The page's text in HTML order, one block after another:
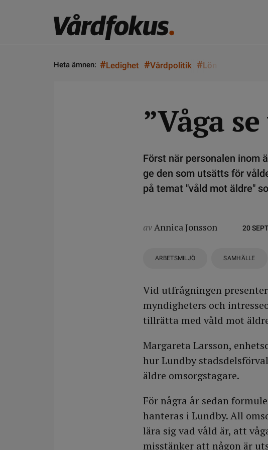
Heta ämnen: #Ledighet #Vårdpolitik #Lön
”Våga
Först när personalen inom
ge den som utsätts för
på temat "våld mot äldre"
avAnnica Jonsson 20
ARBETSMILJÖ SAMHÄLLE
Vid utfrågningen
myndigheters och
tillrätta med våld mot
Margareta Larsson,
hur Lundby
äldre omsorgstagare.
För några år sedan
hanteras i Lundby. All
lära sig vad våld är, att
misstänker att någon är